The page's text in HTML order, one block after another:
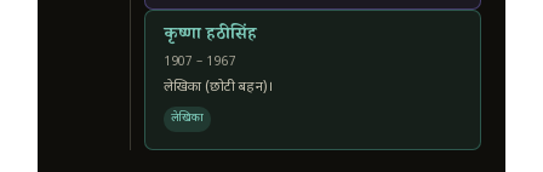
कृष्णा हठीसिंह
1907 – 1967
लेखिका (छोटी बहन)।
लेखिका